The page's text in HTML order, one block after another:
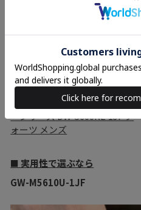
G-SHOCK 初代G-SHOCKカラ
ーシリーズ DW-5600RL-1JF ク
ォーツ メンズ
■ 実用性で選ぶなら
GW-M5610U-1JF